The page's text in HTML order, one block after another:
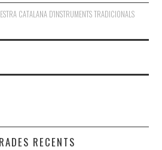
CATALANA D'INSTRUMENTS TRADICIONALS
RECENTS